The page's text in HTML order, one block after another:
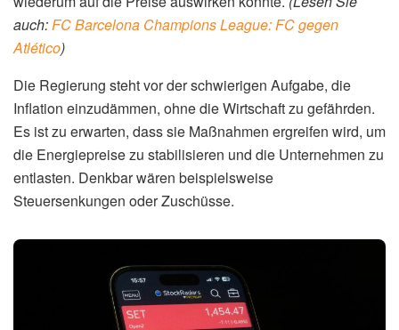
Krieg im Nahen Osten morgen endet, wird dieser Schock
nachhaltige Spuren hinterlassen“, so Hein.
wird, hängt davon ab, wie schnell sich die gestiegenen
Kraftstoffpreise in anderen Bereichen der Wirtschaft
bemerkbar machen. Das Statec wird die Inflationszahlen
für den Monat März am Mittwoch veröffentlichen und damit
Klarheit schaffen.
Auswirkungen auf Haushalte und
Wirtschaft
Eine baldige Indexanpassung hätte sowohl positive als